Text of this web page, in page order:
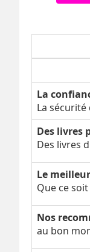
La
La
Des livres
Des livres
Le
Que ce
Nos
au bon